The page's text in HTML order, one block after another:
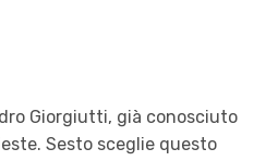
Giorgiutti, già conosciuto
Sesto sceglie questo